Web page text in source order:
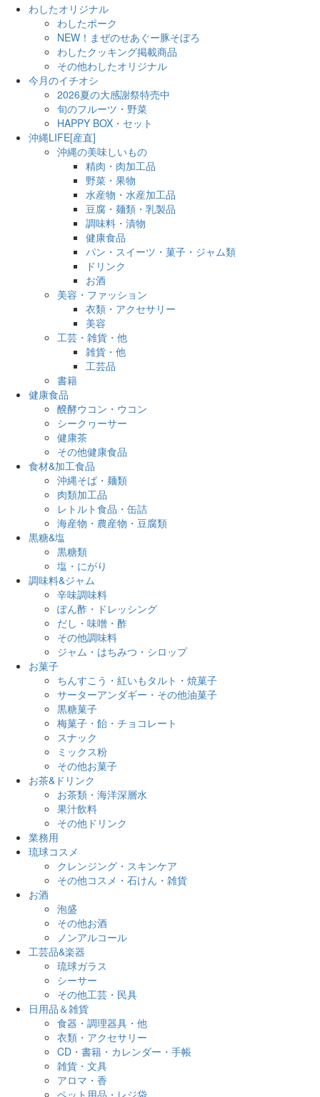
わしたオリジナル
わしたポーク
NEW！まぜのせあぐー豚そぼろ
わしたクッキング掲載商品
その他わしたオリジナル
今月のイチオシ
2026夏の大感謝祭特売中
旬のフルーツ・野菜
HAPPY BOX・セット
沖縄LIFE[産直]
沖縄の美味しいもの
精肉・肉加工品
野菜・果物
水産物・水産加工品
豆腐・麺類・乳製品
調味料・漬物
健康食品
パン・スイーツ・菓子・ジャム類
ドリンク
お酒
美容・ファッション
衣類・アクセサリー
美容
工芸・雑貨・他
雑貨・他
工芸品
書籍
健康食品
醗酵ウコン・ウコン
シークヮーサー
健康茶
その他健康食品
食材&加工食品
沖縄そば・麺類
肉類加工品
レトルト食品・缶詰
海産物・農産物・豆腐類
黒糖&塩
黒糖類
塩・にがり
調味料&ジャム
辛味調味料
ぽん酢・ドレッシング
だし・味噌・酢
その他調味料
ジャム・はちみつ・シロップ
お菓子
ちんすこう・紅いもタルト・焼菓子
サーターアンダギー・その他油菓子
黒糖菓子
梅菓子・飴・チョコレート
スナック
ミックス粉
その他お菓子
お茶&ドリンク
お茶類・海洋深層水
果汁飲料
その他ドリンク
業務用
琉球コスメ
クレンジング・スキンケア
その他コスメ・石けん・雑貨
お酒
泡盛
その他お酒
ノンアルコール
工芸品&楽器
琉球ガラス
シーサー
その他工芸・民具
日用品＆雑貨
食器・調理器具・他
衣類・アクセサリー
CD・書籍・カレンダー・手帳
雑貨・文具
アロマ・香
ペット用品・レジ袋